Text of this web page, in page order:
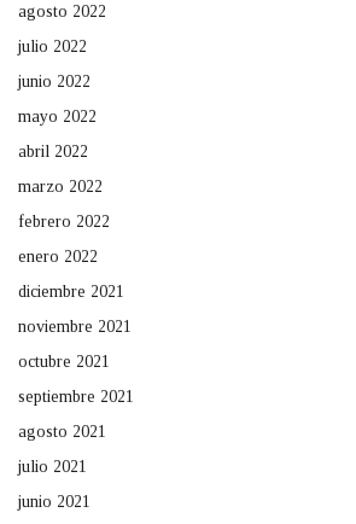
agosto 2022
julio 2022
junio 2022
mayo 2022
abril 2022
marzo 2022
febrero 2022
enero 2022
diciembre 2021
noviembre 2021
octubre 2021
septiembre 2021
agosto 2021
julio 2021
junio 2021